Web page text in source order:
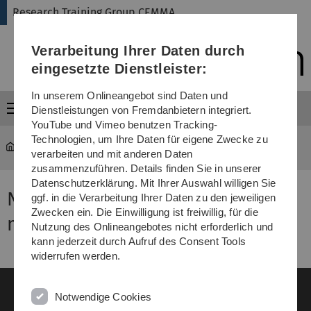
Direkt
Direkt
Direkt
(Sprache,
Drucken,
Media)
Direkt
Direkt
Research Training Group CEMMA
Menü
...
No open positions at the
moment!
Verarbeitung Ihrer Daten durch
eingesetzte Dienstleister:
In unserem Onlineangebot sind Daten und
Dienstleistungen von Fremdanbietern integriert.
YouTube und Vimeo benutzen Tracking-
Technologien, um Ihre Daten für eigene Zwecke zu
verarbeiten und mit anderen Daten
zusammenzuführen. Details finden Sie in unserer
Datenschutzerklärung. Mit Ihrer Auswahl willigen Sie
ggf. in die Verarbeitung Ihrer Daten zu den jeweiligen
Zwecken ein. Die Einwilligung ist freiwillig, für die
Nutzung des Onlineangebotes nicht erforderlich und
kann jederzeit durch Aufruf des Consent Tools
widerrufen werden.
Notwendige Cookies